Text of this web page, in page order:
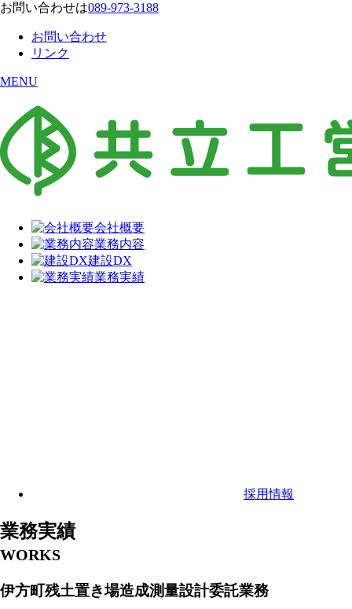
お問い合わせは089-973-3188
お問い合わせ
リンク
MENU
会社概要
業務内容
建設DX
業務実績
採用情報
業務実績
WORKS
伊方町残土置き場造成測量設計委託業務